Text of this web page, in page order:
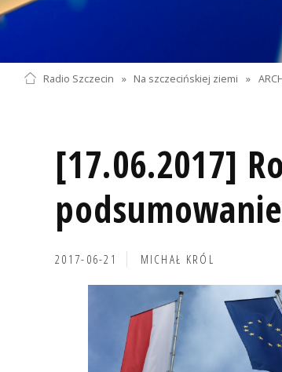
Radio Szczecin » Na szczecińskiej ziemi »
[17.06.2017]
2017-06-21 MICHAŁ KRÓL